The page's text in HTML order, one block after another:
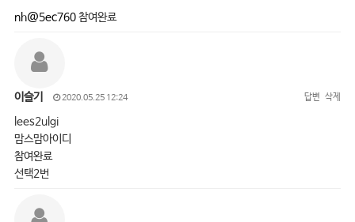
nh@5ec760참여완료
이슬기 2020.05.25 12:24 답변 삭제
lees2ulgi
맘스맘아이디
참여완료
선택2번